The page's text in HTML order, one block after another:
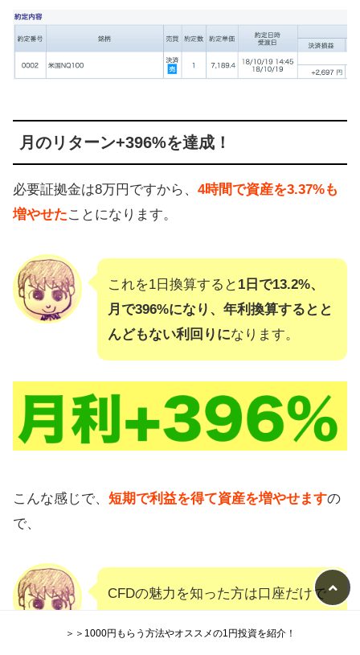
月のリターン+396%を達成！
必要証拠金は8万円ですから、 4時間で資産を3.37%も
増やせたことになります。
これを1日換算すると 1日で13.2%、
月で396%になり、年利換算するとと
んどもない利回りになります。
こんな感じで、 短期で利益を得て資産を増やせますの
で、
CFDの魅力を知った方は口座だけで
＞＞1000円もらう方法やオススメの1円投資を紹介！